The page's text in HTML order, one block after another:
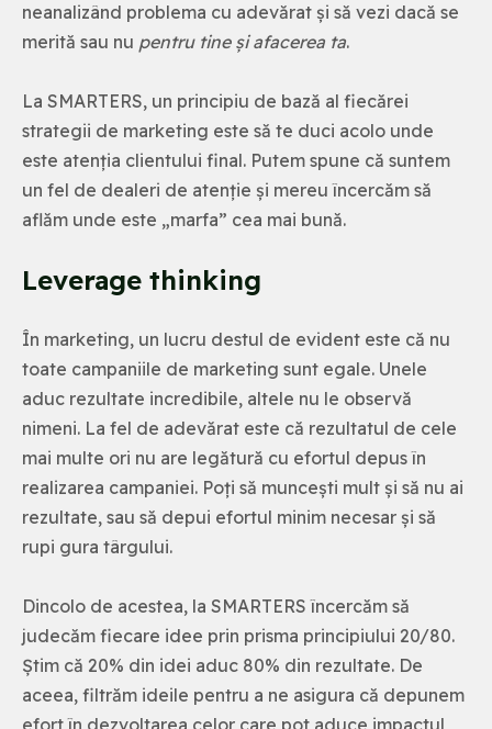
neanalizând problema cu adevărat și să vezi dacă se
merită sau nu pentru tine și afacerea ta.
La SMARTERS, un principiu de bază al fiecărei
strategii de marketing este să te duci acolo unde
este atenția clientului final. Putem spune că suntem
un fel de dealeri de atenție și mereu încercăm să
aflăm unde este „marfa” cea mai bună.
Leverage thinking
În marketing, un lucru destul de evident este că nu
toate campaniile de marketing sunt egale. Unele
aduc rezultate incredibile, altele nu le observă
nimeni. La fel de adevărat este că rezultatul de cele
mai multe ori nu are legătură cu efortul depus în
realizarea campaniei. Poți să muncești mult și să nu ai
rezultate, sau să depui efortul minim necesar și să
rupi gura târgului.
Dincolo de acestea, la SMARTERS încercăm să
judecăm fiecare idee prin prisma principiului 20/80.
Știm că 20% din idei aduc 80% din rezultate. De
aceea, filtrăm ideile pentru a ne asigura că depunem
efort în dezvoltarea celor care pot aduce impactul